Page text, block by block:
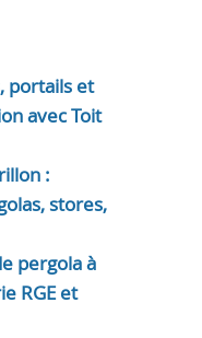
portails et
avec Toit
:
stores,
pergola à
RGE et